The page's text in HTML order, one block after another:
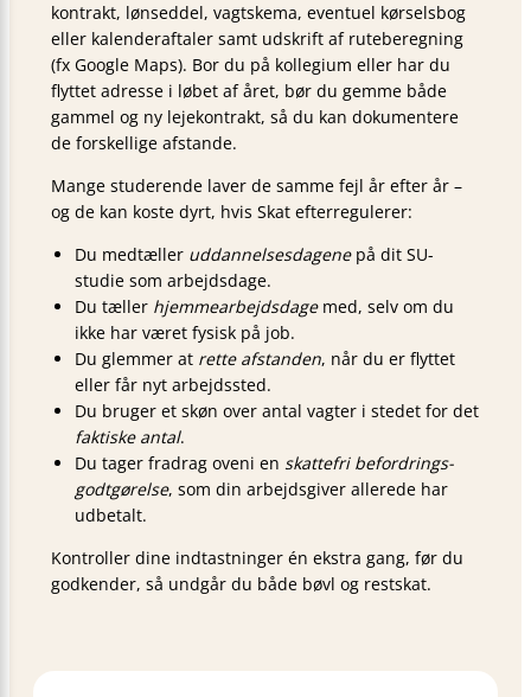
kontrakt, løn­seddel, vagtskema, eventuel kørsels­bog
eller kalenderaftaler samt udskrift af rute­beregning
(fx Google Maps). Bor du på kollegium eller har du
flyttet adresse i løbet af året, bør du gemme både
gammel og ny lejekontrakt, så du kan dokumentere
de forskellige afstande.
Mange studerende laver de samme fejl år efter år –
og de kan koste dyrt, hvis Skat efter­regulerer:
Du medtæller uddannelses­dagenepå dit SU-
studie som arbejdsdage.
Du tæller hjemmearbejds­dagemed, selv om du
ikke har været fysisk på job.
Du glemmer at rette afstanden, når du er flyttet
eller får nyt arbejds­sted.
Du bruger et skøn over antal vagter i stedet for det
faktiske antal.
Du tager fradrag oveni en skattefri befordrings­
godtgørelse, som din arbejdsgiver allerede har
udbetalt.
Kontroller dine indtastninger én ekstra gang, før du
godkender, så undgår du både bøvl og restskat.